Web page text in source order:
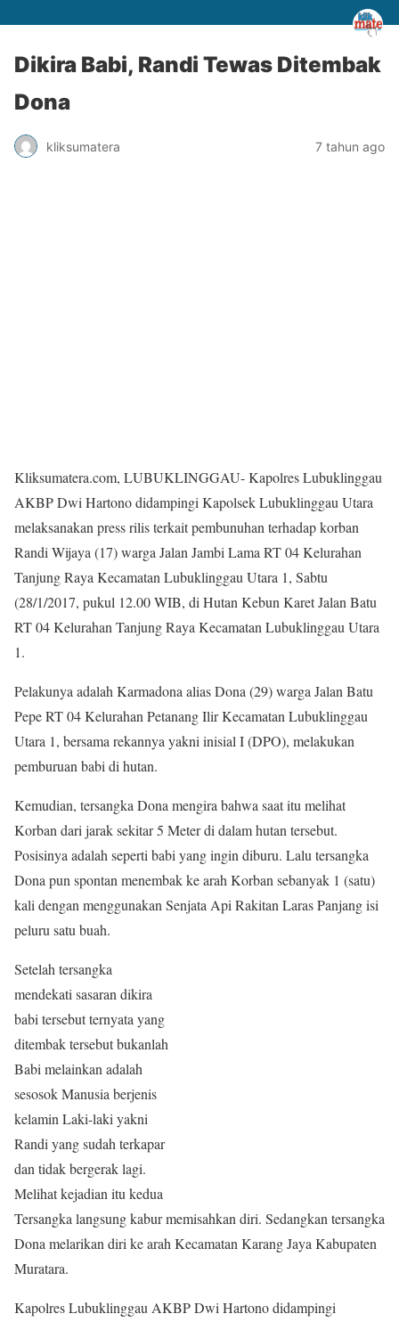
Dikira Babi, Randi Tewas Ditembak
Dona
kliksumatera 7 tahun ago
Kliksumatera.com, LUBUKLINGGAU- Kapolres Lubuklinggau
AKBP Dwi Hartono didampingi Kapolsek Lubuklinggau Utara
melaksanakan press rilis terkait pembunuhan terhadap korban
Randi Wijaya (17) warga Jalan Jambi Lama RT 04 Kelurahan
Tanjung Raya Kecamatan Lubuklinggau Utara 1, Sabtu
(28/1/2017, pukul 12.00 WIB, di Hutan Kebun Karet Jalan Batu
RT 04 Kelurahan Tanjung Raya Kecamatan Lubuklinggau Utara
1.
Pelakunya adalah Karmadona alias Dona (29) warga Jalan Batu
Pepe RT 04 Kelurahan Petanang Ilir Kecamatan Lubuklinggau
Utara 1, bersama rekannya yakni inisial I (DPO), melakukan
pemburuan babi di hutan.
Kemudian, tersangka Dona mengira bahwa saat itu melihat
Korban dari jarak sekitar 5 Meter di dalam hutan tersebut.
Posisinya adalah seperti babi yang ingin diburu. Lalu tersangka
Dona pun spontan menembak ke arah Korban sebanyak 1 (satu)
kali dengan menggunakan Senjata Api Rakitan Laras Panjang isi
peluru satu buah.
Setelah tersangka
mendekati sasaran dikira
babi tersebut ternyata yang
ditembak tersebut bukanlah
Babi melainkan adalah
sesosok Manusia berjenis
kelamin Laki-laki yakni
Randi yang sudah terkapar
dan tidak bergerak lagi.
Melihat kejadian itu kedua
Tersangka langsung kabur memisahkan diri. Sedangkan tersangka
Dona melarikan diri ke arah Kecamatan Karang Jaya Kabupaten
Muratara.
Kapolres Lubuklinggau AKBP Dwi Hartono didampingi